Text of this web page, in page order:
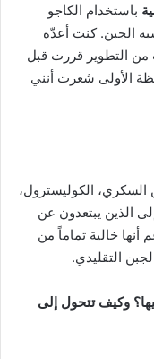
باستخدام الكاجو
الجبن. كنت أعدّه
التطوير قررت قبل
الأولى شعرت أنني
الكوليسترول،
الذين يبتعدون عن
أنها خالية تماماً من
التقليدي.
وكيف تتحول إلى